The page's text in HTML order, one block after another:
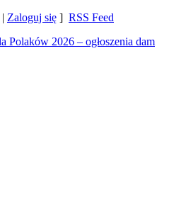
| Zaloguj się ] RSS Feed